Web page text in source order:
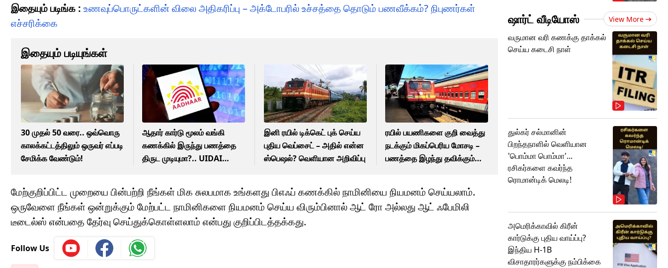
இதையும் படிங்க : உணவுப்பொருட்களின் விலை அதிகரிப்பு – அக்டோபரில் உச்சத்தை தொடும் பணவீக்கம்? நிபுணர்கள்
எச்சரிக்கை
இதையும் படியுங்கள்
30 முதல் 50 வரை.. ஒவ்வொரு
காலக்கட்டத்திலும் ஒருவர் எப்படி
சேமிக்க வேண்டும்!
ஆதார் கார்டு மூலம் வங்கி
கணக்கில் இருந்து பணத்தை
திருட முடியுமா?.. UIDAI
இனி ரயில் டிக்கெட் புக் செய்ய
புதிய வெப்சைட் – அதில் என்ன
ஸ்பெஷல்? வெளியான அறிவிப்பு
ரயில் பயணிகளை குறி வைத்து
நடக்கும் மிகப்பெரிய மோசடி –
பணத்தை இழந்து தவிக்கும்
மேற்குறிப்பிட்ட முறையை பின்பற்றி நீங்கள் மிக சுலபமாக உங்களது பிஎஃப் கணக்கில் நாமினியை நியமனம் செய்யலாம்.
ஒருவேளை நீங்கள் ஒன்றுக்கும் மேற்பட்ட நாமினிகளை நியமனம் செய்ய விரும்பினால் ஆட் ரோ அல்லது ஆட் ஃபேமிலி
டீடைல்ஸ் என்பதை தேர்வு செய்துக்கொள்ளலாம் என்பது குறிப்பிடத்தக்கது.
Follow Us
ஷார்ட் வீடியோஸ் View More
வருமான வரி கணக்கு தாக்கல்
செய்ய கடைசி நாள்
துல்கர் சல்மானின்
பிறந்தநாளில் வெளியான
'பொம்மா பொம்மா'...
ரசிகர்களை கவர்ந்த
ரொமான்டிக் மெலடி!
அமெரிக்காவில் கிரீன்
கார்டுக்கு புதிய வாய்ப்பு?
இந்திய H-1B
விசாதாரர்களுக்கு நம்பிக்கை